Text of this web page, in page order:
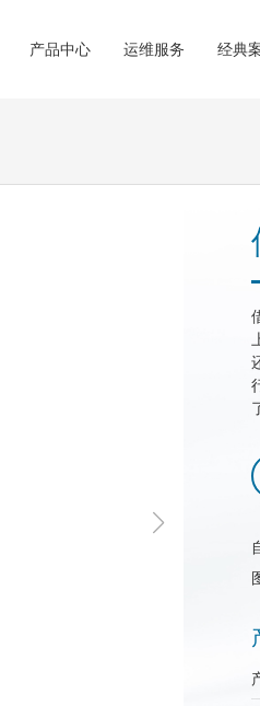
产品中心 运维服务 经典
案
公共图
工
一体式
IT运维服务